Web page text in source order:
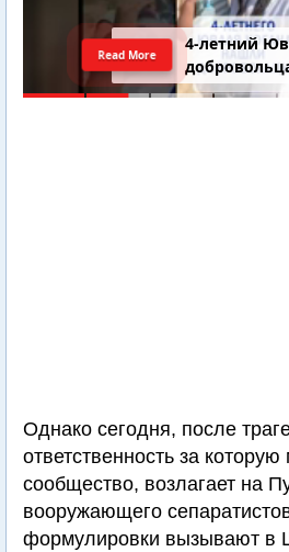
4-летний
Read More
Однако сегодня, после
ответственность за
сообщество, возлагает на
вооружающего
формулировки вызывают в